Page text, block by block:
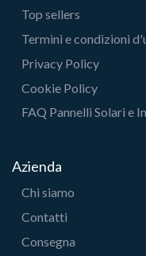
Top sellers
Termini e condizioni
Privacy Policy
Cookie Policy
FAQ Pannelli Solari e
Azienda
Chi siamo
Contatti
Consegna